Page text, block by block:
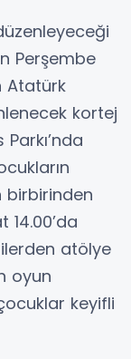
Perşembe
Atatürk
kortej
birbirinden
14.00’da
atölye
oyun
keyifli